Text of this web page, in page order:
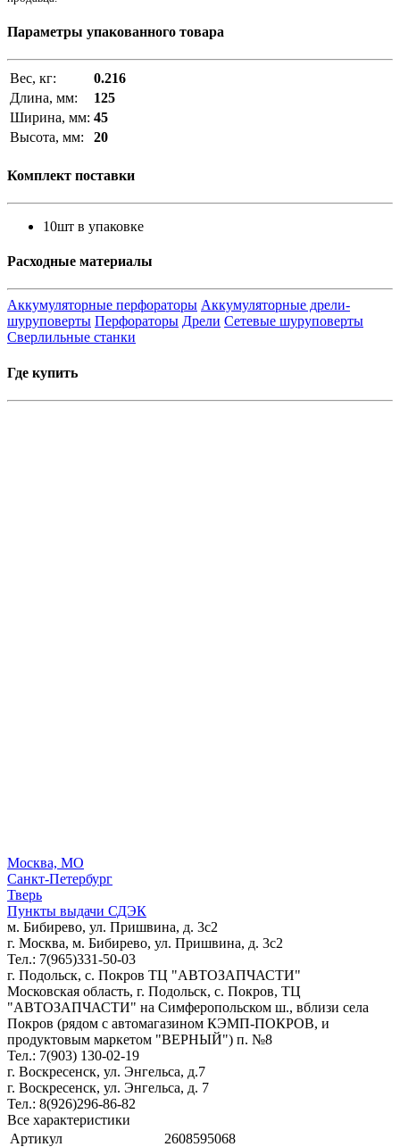
Параметры упакованного товара
Вес, кг:
0.216
Длина, мм:
125
Ширина, мм: 45
Высота, мм:
20
Комплект поставки
10шт в упаковке
Расходные материалы
Аккумуляторные перфораторы Аккумуляторные дрели-
шуруповерты Перфораторы Дрели Сетевые шуруповерты
Сверлильные станки
Где купить
Москва, МО
Санкт-Петербург
Тверь
Пункты выдачи СДЭК
м. Бибирево, ул. Пришвина, д. 3с2
г. Москва, м. Бибирево, ул. Пришвина, д. 3с2
Тел.: 7(965)331-50-03
г. Подольск, c. Покров ТЦ "АВТОЗАПЧАСТИ"
Московская область, г. Подольск, c. Покров, ТЦ
"АВТОЗАПЧАСТИ" на Симферопольском ш., вблизи села
Покров (рядом с автомагазином КЭМП-ПОКРОВ, и
продуктовым маркетом "ВЕРНЫЙ") п. №8
Тел.: 7(903) 130-02-19
г. Воскресенск, ул. Энгельса, д.7
г. Воскресенск, ул. Энгельса, д. 7
Тел.: 8(926)296-86-82
Все характеристики
Артикул
2608595068